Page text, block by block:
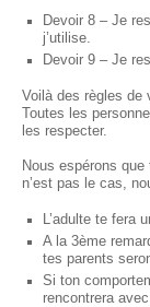
Devoir 8 – Je
j’utilise.
Devoir 9 – Je
Voilà des règles de
Toutes les
les respecter.
Nous espérons
n’est pas le cas,
L’adulte te fera
A la 3ème
tes parents
Si ton
rencontrera